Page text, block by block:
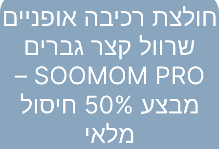
חולצת רכיבה אופניים
שרוול קצר גברים
SOOMOM PRO –
מבצע 50% חיסול
מלאי